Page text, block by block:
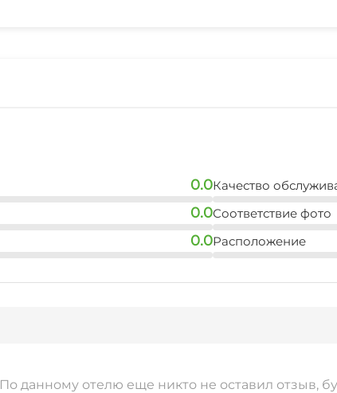
0.0
0.0
0.0
Качество
Соответствие фото
Расположение
По данному отелю еще никто не оставил отзыв,